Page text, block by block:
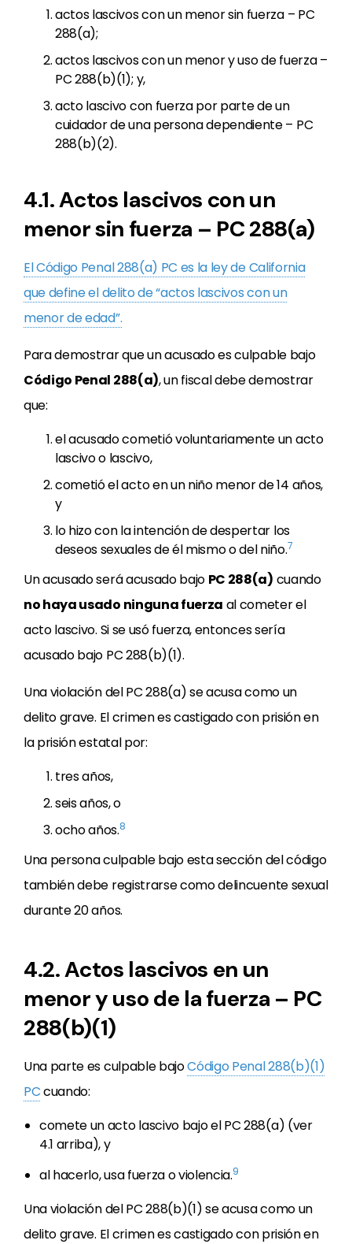
actos lascivos con un menor sin fuerza – PC
288(a);
actos lascivos con un menor y uso de fuerza –
PC 288(b)(1); y,
acto lascivo con fuerza por parte de un
cuidador de una persona dependiente – PC
288(b)(2).
4.1. Actos lascivos con un
menor sin fuerza – PC 288(a)
El Código Penal 288(a) PC es la ley de California
que define el delito de “actos lascivos con un
menor de edad”.
Para demostrar que un acusado es culpable bajo
Código Penal 288(a), un fiscal debe demostrar
que:
el acusado cometió voluntariamente un acto
lascivo o lascivo,
cometió el acto en un niño menor de 14 años,
y
lo hizo con la intención de despertar los
deseos sexuales de él mismo o del niño.7
Un acusado será acusado bajo PC 288(a) cuando
no haya usado ninguna fuerza al cometer el
acto lascivo. Si se usó fuerza, entonces sería
acusado bajo PC 288(b)(1).
Una violación del PC 288(a) se acusa como un
delito grave. El crimen es castigado con prisión en
la prisión estatal por:
tres años,
seis años, o
ocho años.8
Una persona culpable bajo esta sección del código
también debe registrarse como delincuente sexual
durante 20 años.
4.2. Actos lascivos en un
menor y uso de la fuerza – PC
288(b)(1)
Una parte es culpable bajoCódigo Penal 288(b)(1)
PCcuando:
comete un acto lascivo bajo el PC 288(a) (ver
4.1 arriba), y
al hacerlo, usa fuerza o violencia.9
Una violación del PC 288(b)(1) se acusa como un
delito grave. El crimen es castigado con prisión en